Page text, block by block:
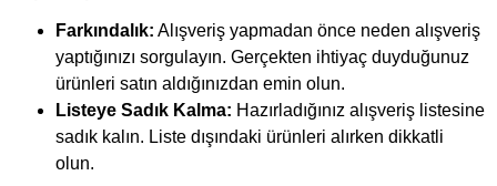
Farkındalık: Alışveriş yapmadan önce neden alışveriş
yaptığınızı sorgulayın. Gerçekten ihtiyaç duyduğunuz
ürünleri satın aldığınızdan emin olun.
Listeye Sadık Kalma: Hazırladığınız alışveriş listesine
sadık kalın. Liste dışındaki ürünleri alırken dikkatli
olun.